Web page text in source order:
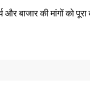
बाजार की मांगों को